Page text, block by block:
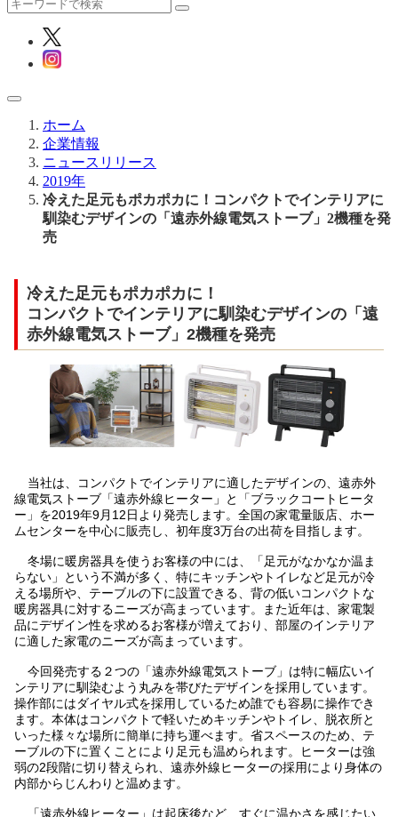
ホーム
企業情報
ニュースリリース
2019年
冷えた足元もポカポカに！コンパクトでインテリアに
馴染むデザインの「遠赤外線電気ストーブ」2機種を発
売
冷えた足元もポカポカに！
コンパクトでインテリアに馴染むデザインの「遠
赤外線電気ストーブ」2機種を発売
当社は、コンパクトでインテリアに適したデザインの、遠赤外
線電気ストーブ「遠赤外線ヒーター」と「ブラックコートヒータ
ー」を2019年9月12日より発売します。全国の家電量販店、ホー
ムセンターを中心に販売し、初年度3万台の出荷を目指します。
冬場に暖房器具を使うお客様の中には、「足元がなかなか温ま
らない」という不満が多く、特にキッチンやトイレなど足元が冷
える場所や、テーブルの下に設置できる、背の低いコンパクトな
暖房器具に対するニーズが高まっています。また近年は、家電製
品にデザイン性を求めるお客様が増えており、部屋のインテリア
に適した家電のニーズが高まっています。
今回発売する２つの「遠赤外線電気ストーブ」は特に幅広いイ
ンテリアに馴染むよう丸みを帯びたデザインを採用しています。
操作部にはダイヤル式を採用しているため誰でも容易に操作でき
ます。本体はコンパクトで軽いためキッチンやトイレ、脱衣所と
いった様々な場所に簡単に持ち運べます。省スペースのため、テ
ーブルの下に置くことにより足元も温められます。ヒーターは強
弱の2段階に切り替えられ、遠赤外線ヒーターの採用により身体の
内部からじんわりと温めます。
「遠赤外線ヒーター」は起床後など、すぐに温かさを感じたい